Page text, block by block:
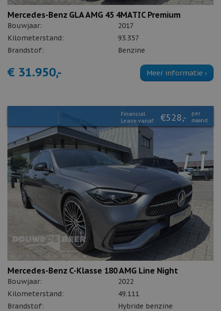
Mercedes-Benz GLA AMG 45 4MATIC Premium
Bouwjaar:
2017
Kilometerstand:
93.357
Brandstof:
Benzine
€ 31.950,- Meer informatie ›
Financial
Lease vanaf:
€528,-
per
maand
Mercedes-Benz C-Klasse 180 AMG Line Night
Bouwjaar:
2022
Kilometerstand:
49.111
Brandstof:
Hybride benzine